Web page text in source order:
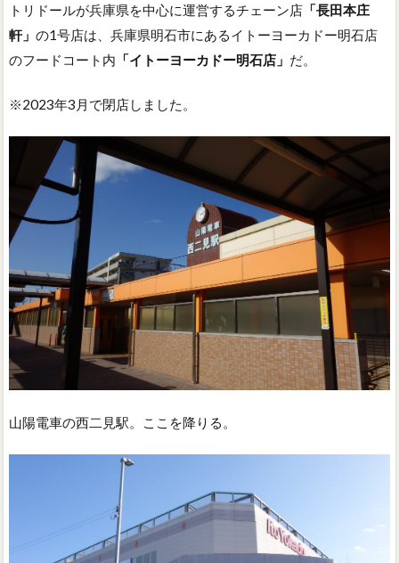
トリドールが兵庫県を中心に運営するチェーン店 「長田本庄
軒」 の1号店は、兵庫県明石市にあるイトーヨーカドー明石店
のフードコート内 「イトーヨーカドー明石店」 だ。
※2023年3月で閉店しました。
山陽電車の西二見駅。ここを降りる。